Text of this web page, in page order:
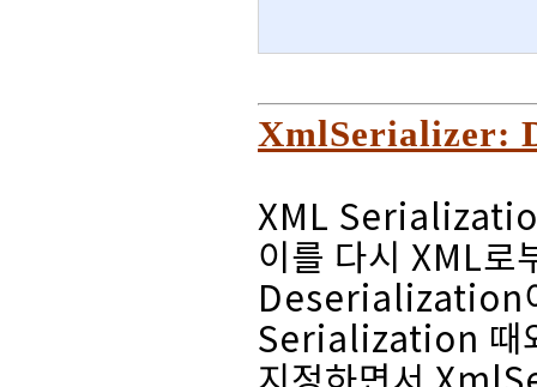
XmlSerializer:
XML
이를 다시 XML로
Deserialization
Serialization 때